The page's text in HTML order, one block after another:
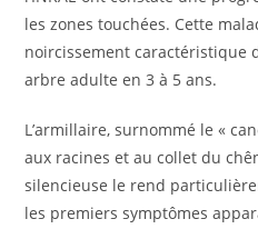
les zones touchées. Cette
noircissement caractéristique
arbre adulte en 3 à 5 ans.
L’armillaire, surnommé le «
aux racines et au collet du
silencieuse le rend
les premiers symptômes